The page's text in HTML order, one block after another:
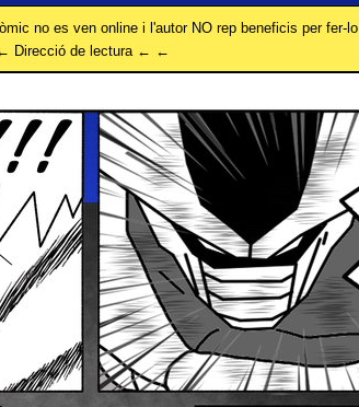
no es ven online i l'autor NO rep beneficis per fer-lo.
Direcció de lectura ← ←